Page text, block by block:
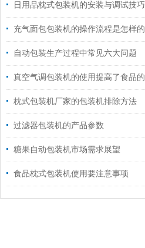
日用品枕式包装机的安装与调试技巧
充气面包包装机的操作流程是怎样的
自动包装生产过程中常见六大问题
枕式包装机厂家的包装机排除方法
过滤器包装机的产品参数
糖果自动包装机市场需求展望
食品枕式包装机使用要注意事项